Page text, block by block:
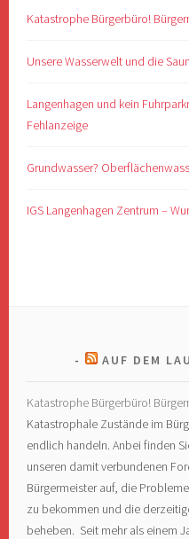
Katastrophe Bürgerbüro!
Unsere Wasserwelt und die
Langenhagen und kein
Fehlanzeige
Grundwasser?
IGS Langenhagen Zentrum –
AUF DEM
Katastrophe Bürgerbüro!
Katastrophale Zustände im
endlich handeln. Anbei finden
unseren damit verbundenen
Bürgermeister auf, die
zu bekommen und die
beheben. Seit mehr als einem